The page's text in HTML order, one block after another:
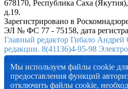
678170, Республика Саха
д.19.
Зарегистрировано в
ЭЛ № ФС 77 - 75158, дата
Главный редактор Гибало Андрей
редакции. 8(41136)4-95-98
a.gibalo@adm-mirny.ru
Magic System
Мы используем файлы cookie
предоставления функций
отключить файлы cookie,